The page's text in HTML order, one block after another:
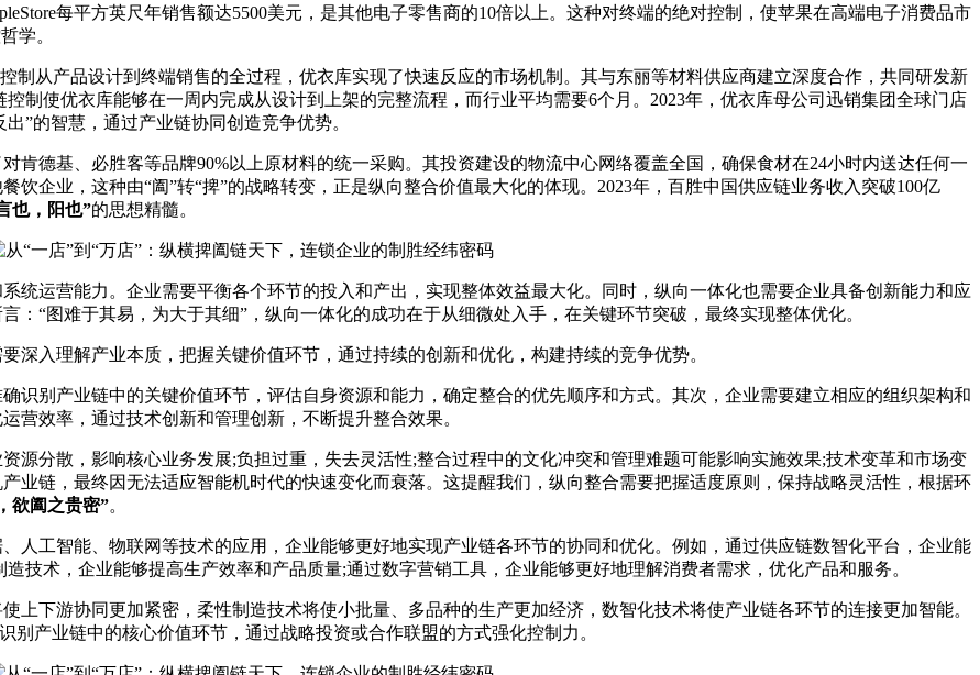
每平方英尺年销售额达5500美元，是其他电子零售商的10倍以上。这种对终端的绝对控制，使苹果在高端电子消费品市
学。
从产品设计到终端销售的全过程，优衣库实现了快速反应的市场机制。其与东丽等材料供应商建立深度合作，共同研发新
制使优衣库能够在一周内完成从设计到上架的完整流程，而行业平均需要6个月。2023年，优衣库母公司迅销集团全球门店
”的智慧，通过产业链协同创造竞争优势。
德基、必胜客等品牌90%以上原材料的统一采购。其投资建设的物流中心网络覆盖全国，确保食材在24小时内送达任何一
饮企业，这种由“阖”转“捭”的战略转变，正是纵向整合价值最大化的体现。2023年，百胜中国供应链业务收入突破100亿
也，阳也”的思想精髓。
运营能力。企业需要平衡各个环节的投入和产出，实现整体效益最大化。同时，纵向一体化也需要企业具备创新能力和应
：“图难于其易，为大于其细”，纵向一体化的成功在于从细微处入手，在关键环节突破，最终实现整体优化。
入理解产业本质，把握关键价值环节，通过持续的创新和优化，构建持续的竞争优势。
别产业链中的关键价值环节，评估自身资源和能力，确定整合的优先顺序和方式。其次，企业需要建立相应的组织架构和
营效率，通过技术创新和管理创新，不断提升整合效果。
分散，影响核心业务发展;负担过重，失去灵活性;整合过程中的文化冲突和管理难题可能影响实施效果;技术变革和市场变
业链，最终因无法适应智能机时代的快速变化而衰落。这提醒我们，纵向整合需要把握适度原则，保持战略灵活性，根据环
欲阖之贵密”。
工智能、物联网等技术的应用，企业能够更好地实现产业链各环节的协同和优化。例如，通过供应链数智化平台，企业能
技术，企业能够提高生产效率和产品质量;通过数字营销工具，企业能够更好地理解消费者需求，优化产品和服务。
下游协同更加紧密，柔性制造技术将使小批量、多品种的生产更加经济，数智化技术将使产业链各环节的连接更加智能。
别产业链中的核心价值环节，通过战略投资或合作联盟的方式强化控制力。